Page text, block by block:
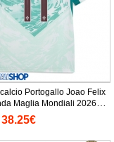
Portogallo Joao Felix
Maglia Mondiali 2026
38.25€